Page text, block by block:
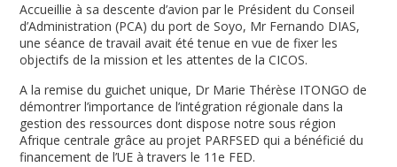
Accueillie à sa descente d’avion par le Président du Conseil
d’Administration (PCA) du port de Soyo, Mr Fernando DIAS,
une séance de travail avait été tenue en vue de fixer les
objectifs de la mission et les attentes de la CICOS.
A la remise du guichet unique, Dr Marie Thérèse ITONGO de
démontrer l’importance de l’intégration régionale dans la
gestion des ressources dont dispose notre sous région
Afrique centrale grâce au projet PARFSED qui a bénéficié du
financement de l’UE à travers le 11e FED.